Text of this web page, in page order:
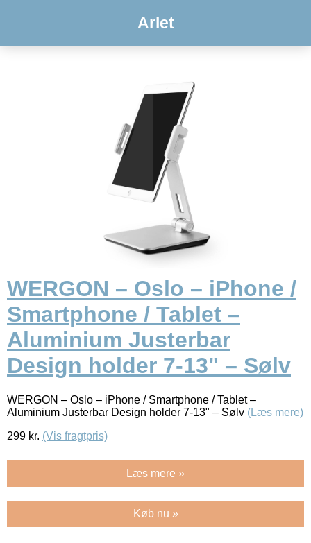
Arlet
WERGON – Oslo – iPhone /
Smartphone / Tablet –
Aluminium Justerbar
Design holder 7-13" – Sølv
WERGON – Oslo – iPhone / Smartphone / Tablet –
Aluminium Justerbar Design holder 7-13" – Sølv (Læs mere)
299 kr. (Vis fragtpris)
Læs mere »
Køb nu »